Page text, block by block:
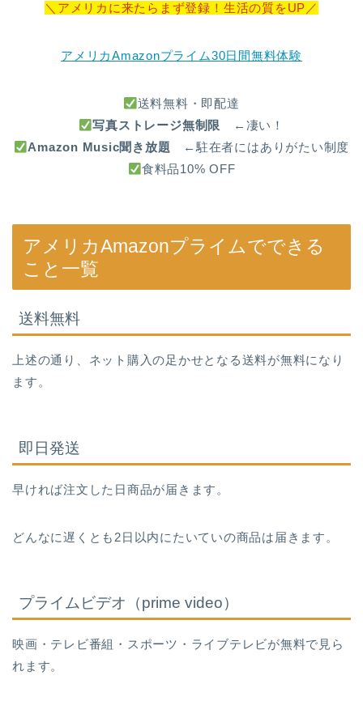
＼アメリカに来たらまず登録！生活の質をUP／
アメリカAmazonプライム30日間無料体験
送料無料・即配達
写真ストレージ無制限 ←凄い！
Amazon Music聞き放題 ←駐在者にはありがたい制度
食料品10% OFF
アメリカAmazonプライムでできる
こと一覧
送料無料
上述の通り、ネット購入の足かせとなる送料が無料になり
ます。
即日発送
早ければ注文した日商品が届きます。
どんなに遅くとも2日以内にたいていの商品は届きます。
プライムビデオ（prime video）
映画・テレビ番組・スポーツ・ライブテレビが無料で見ら
れます。